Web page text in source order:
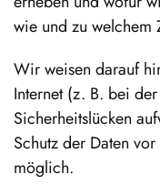
wie und zu welchem
Wir weisen darauf
Internet (z. B. bei
Sicherheitslücken
Schutz der Daten
möglich.